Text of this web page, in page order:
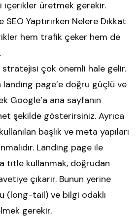
içerikler üretmek gerekir.
SEO Yaptırırken Nelere Dikkat
hem trafik çeker hem de
stratejisi çok önemli hale gelir.
page’e doğru güçlü ve
Google’a ana sayfanın
şekilde gösterirsiniz. Ayrıca
başlık ve meta yapıları
Landing page ile
title kullanmak, doğrudan
çıkarır. Bunun yerine
(long-tail) ve bilgi odaklı
gerekir.